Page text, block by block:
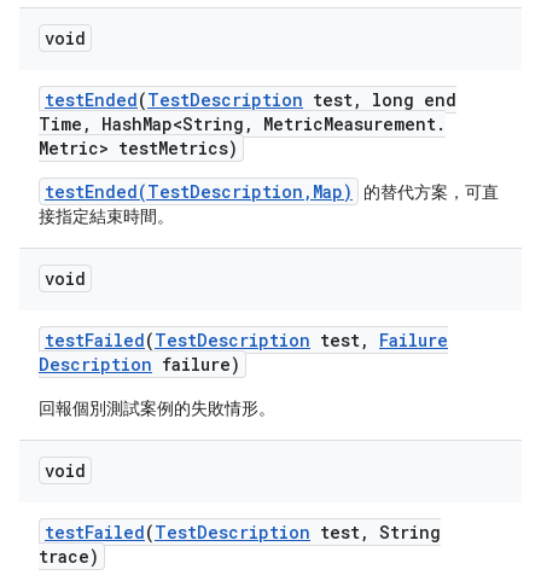
void
testEnded(TestDescription test,
long end
Time , HashMap<String , MetricMeasurement.
Metric> testMetrics)
testEnded(TestDescription,Map)
的替代方案，可直
接指定結束時間。
void
testFailed(TestDescription test,
Failure
Description failure)
回報個別測試案例的失敗情形。
void
testFailed(TestDescription test, String
trace)